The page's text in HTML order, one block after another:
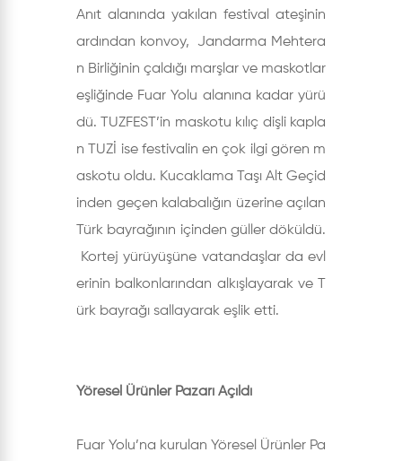
Anıt alanında yakılan festival ateşinin
ardından konvoy, Jandarma Mehtera
n Birliğinin çaldığı marşlar ve maskotlar
eşliğinde Fuar Yolu alanına kadar yürü
dü. TUZFEST’in maskotu kılıç dişli kapla
n TUZİ ise festivalin en çok ilgi gören m
askotu oldu. Kucaklama Taşı Alt Geçid
inden geçen kalabalığın üzerine açılan
Türk bayrağının içinden güller döküldü.
Kortej yürüyüşüne vatandaşlar da evl
erinin balkonlarından alkışlayarak ve T
ürk bayrağı sallayarak eşlik etti.
Yöresel Ürünler Pazarı Açıldı
Fuar Yolu’na kurulan Yöresel Ürünler Pa